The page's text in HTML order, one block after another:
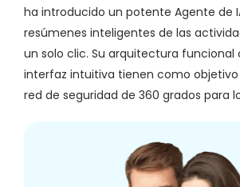
ha introducido un potente Agente de
resúmenes inteligentes de las
un solo clic. Su arquitectura funcional
interfaz intuitiva tienen como
red de seguridad de 360 grados para